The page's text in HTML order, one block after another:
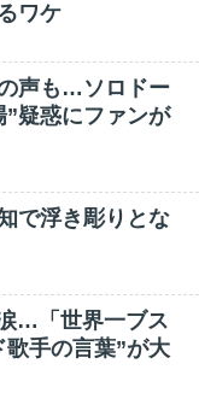
ワケ
声も…ソロドー
疑惑にファンが
で浮き彫りとな
…「世界一ブス
手の言葉”が大